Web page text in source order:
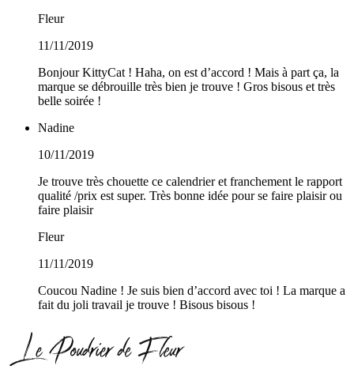
Fleur
11/11/2019
Bonjour KittyCat ! Haha, on est d’accord ! Mais à part ça, la
marque se débrouille très bien je trouve ! Gros bisous et très
belle soirée !
Nadine
10/11/2019
Je trouve très chouette ce calendrier et franchement le rapport
qualité /prix est super. Très bonne idée pour se faire plaisir ou
faire plaisir
Fleur
11/11/2019
Coucou Nadine ! Je suis bien d’accord avec toi ! La marque a
fait du joli travail je trouve ! Bisous bisous !